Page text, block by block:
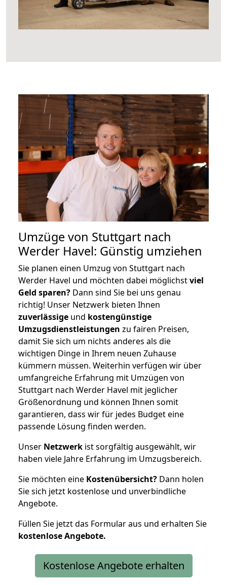
Umzüge von Stuttgart nach
Werder Havel: Günstig umziehen
Sie planen einen Umzug von Stuttgart nach
Werder Havel und möchten dabei möglichstviel
Geld sparen? Dann sind Sie bei uns genau
richtig! Unser Netzwerk bieten Ihnen
zuverlässige und kostengünstige
Umzugsdienstleistungen zu fairen Preisen,
damit Sie sich um nichts anderes als die
wichtigen Dinge in Ihrem neuen Zuhause
kümmern müssen. Weiterhin verfügen wir über
umfangreiche Erfahrung mit Umzügen von
Stuttgart nach Werder Havel mit jeglicher
Größenordnung und können Ihnen somit
garantieren, dass wir für jedes Budget eine
passende Lösung finden werden.
Unser Netzwerk ist sorgfältig ausgewählt, wir
haben viele Jahre Erfahrung im Umzugsbereich.
Sie möchten eine Kostenübersicht? Dann holen
Sie sich jetzt kostenlose und unverbindliche
Angebote.
Füllen Sie jetzt das Formular aus und erhalten Sie
kostenloseAngebote.
Kostenlose Angebote erhalten